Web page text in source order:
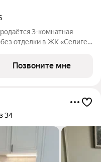
3-комнатная
отделки в ЖК «Селигер
Позвоните мне
34